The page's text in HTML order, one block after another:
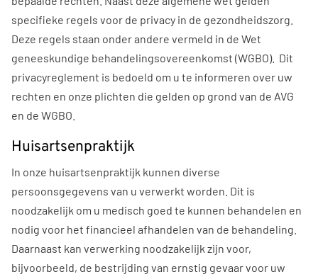
specifieke regels voor de privacy in de gezondheidszorg.
Deze regels staan onder andere vermeld in de Wet
geneeskundige behandelingsovereenkomst (WGBO). Dit
privacyreglement is bedoeld om u te informeren over uw
rechten en onze plichten die gelden op grond van de AVG
en de WGBO.
Huisartsenpraktijk
In onze huisartsenpraktijk kunnen diverse
persoonsgegevens van u verwerkt worden. Dit is
noodzakelijk om u medisch goed te kunnen behandelen en
nodig voor het financieel afhandelen van de behandeling.
Daarnaast kan verwerking noodzakelijk zijn voor,
bijvoorbeeld, de bestrijding van ernstig gevaar voor uw